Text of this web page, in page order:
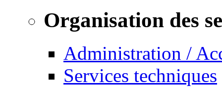
Organisation des
Administration /
Services techniques